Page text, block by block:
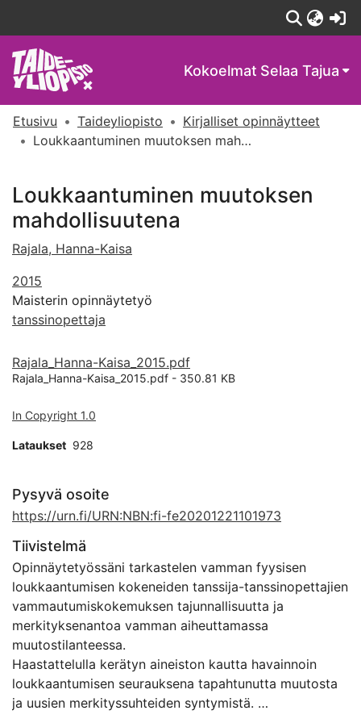
Kokoelmat Selaa Tajua
Etusivu Taideyliopisto
Kirjalliset opinnäytteet
Loukkaantuminen muutoksen mahdollisuutena
Loukkaantuminen muutoksen
mahdollisuutena
Rajala, Hanna-Kaisa
2015
Maisterin opinnäytetyö
tanssinopettaja
Rajala_Hanna-Kaisa_2015.pdf
Rajala_Hanna-Kaisa_2015.pdf - 350.81 KB
In Copyright 1.0
Lataukset 928
Pysyvä osoite
https://urn.fi/URN:NBN:fi-fe20201221101973
Tiivistelmä
Opinnäytetyössäni tarkastelen vamman fyysisen
loukkaantumisen kokeneiden tanssija-tanssinopettajien
vammautumiskokemuksen tajunnallisuutta ja
merkityksenantoa vamman aiheuttamassa
muutostilanteessa.
Haastattelulla kerätyn aineiston kautta havainnoin
loukkaantumisen seurauksena tapahtunutta muutosta
ja uusien merkityssuhteiden syntymistä.